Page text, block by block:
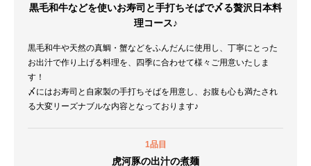
黒毛和牛などを使いお寿司と手打ちそばで〆る贅沢日本料
理コース♪
黒毛和牛や天然の真鯛・蟹などをふんだんに使用し、丁寧にとった
お出汁で作り上げる料理を、四季に合わせて様々ご用意いたしま
す！
〆にはお寿司と自家製の手打ちそばを用意し、お腹も心も満たされ
る大変リーズナブルな内容となっております♪
1品目
虎河豚の出汁の煮麺